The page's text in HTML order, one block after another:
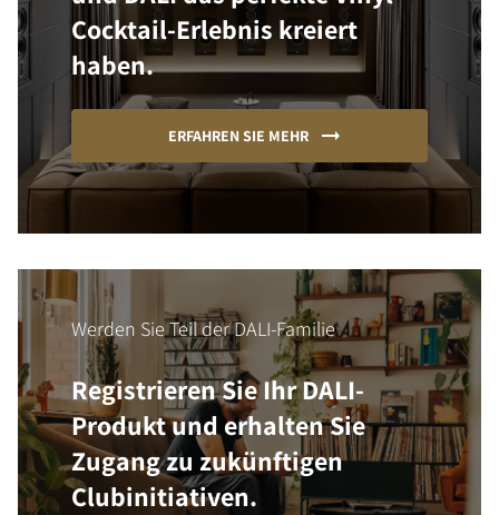
Cocktail-Erlebnis kreiert
haben.
ERFAHREN SIE MEHR
Werden Sie Teil der DALI-Familie
Registrieren Sie Ihr DALI-
Produkt und erhalten Sie
Zugang zu zukünftigen
Clubinitiativen.